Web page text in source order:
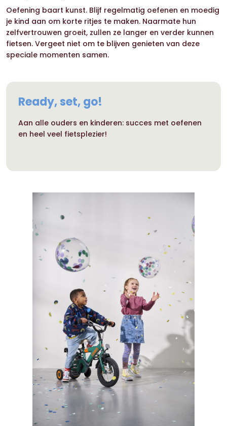
Oefening baart kunst. Blijf regelmatig oefenen en moedig
je kind aan om korte ritjes te maken. Naarmate hun
zelfvertrouwen groeit, zullen ze langer en verder kunnen
fietsen. Vergeet niet om te blijven genieten van deze
speciale momenten samen.
Ready, set, go!
Aan alle ouders en kinderen: succes met oefenen
en heel veel fietsplezier!